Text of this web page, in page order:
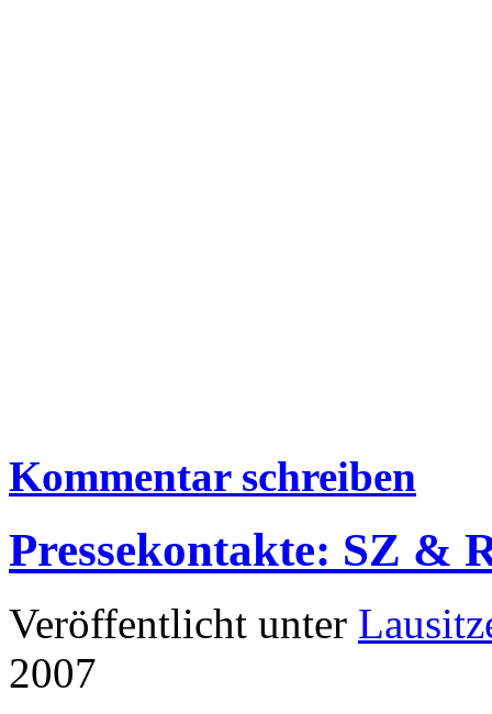
Kommentar schreiben
Pressekontakte: SZ &
Veröffentlicht unter
2007